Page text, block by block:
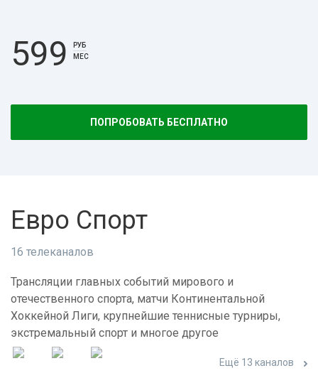
599
РУБ
МЕС
ПОПРОБОВАТЬ БЕСПЛАТНО
Евро Спорт
16 телеканалов
Трансляции главных событий мирового и
отечественного спорта, матчи Континентальной
Хоккейной Лиги, крупнейшие теннисные турниры,
экстремальный спорт и многое другое
Ещё 13 каналов